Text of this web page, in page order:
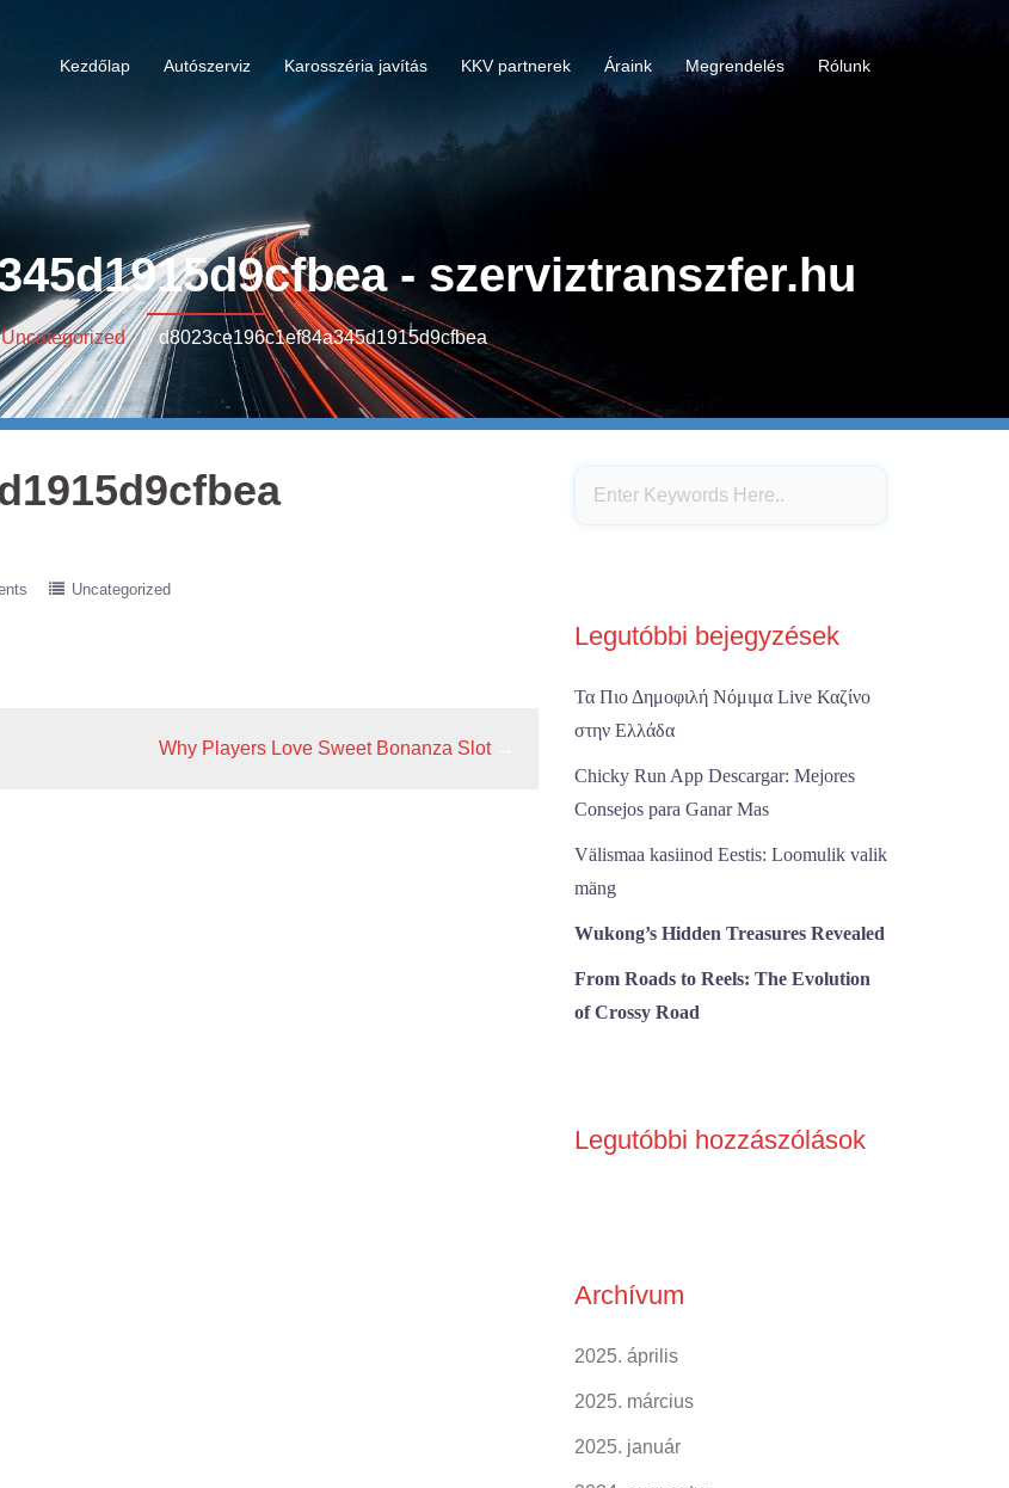
Kezdőlap Autószerviz Karosszéria javítás KKV partnerek Áraink Megrendelés Rólunk
- szerviztranszfer.hu
Uncategorized/ d8023ce196c1ef84a345d1915d9cfbea
Uncategorized
Why Players Love Sweet Bonanza Slot→
Legutóbbi bejegyzések
Τα Πιο Δημοφιλή Νόμιμα Live Καζίνο
στην Ελλάδα
Chicky Run App Descargar: Mejores
Consejos para Ganar Mas
Välismaa kasiinod Eestis: Loomulik valik
mäng
Wukong’s Hidden Treasures Revealed
From Roads to Reels: The Evolution
of Crossy Road
Legutóbbi hozzászólások
Archívum
2025. április
2025. március
2025. január